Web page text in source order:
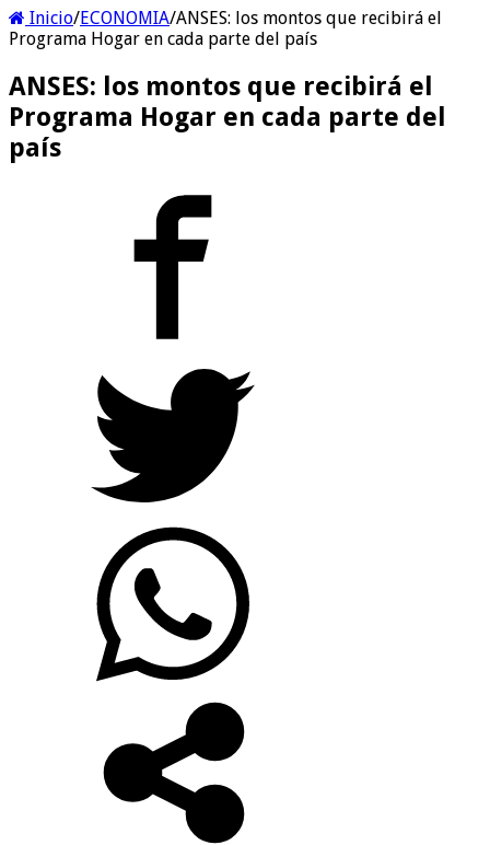
Inicio/ECONOMIA/ANSES: los montos que recibirá el
Programa Hogar en cada parte del país
ANSES: los montos que recibirá el
Programa Hogar en cada parte del
país